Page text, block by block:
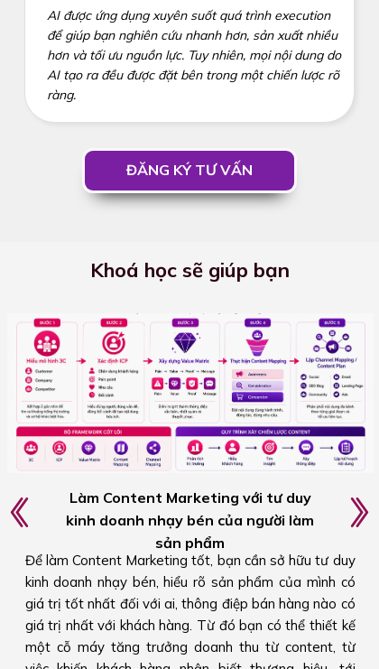
AI được ứng dụng xuyên suốt quá trình execution
để giúp bạn nghiên cứu nhanh hơn, sản xuất nhiều
hơn và tối ưu nguồn lực. Tuy nhiên, mọi nội dung do
AI tạo ra đều được đặt bên trong một chiến lược rõ
ràng.
ĐĂNG KÝ TƯ VẤN
Khoá học sẽ giúp bạn
Bạn sẽ biết cách kết hợp cả Authority Content (xây
dựng uy tín) và Conversion Content (thúc đẩy hành
động) trong cùng một hệ thống Content Marketing.
Thay vì chỉ tập trung vào một loại nội dung, bạn hiểu
cách triển khai đúng content, đúng kênh và đúng giai
Triển khai hệ thống Content đa kênh theo
hành trình khách hàng